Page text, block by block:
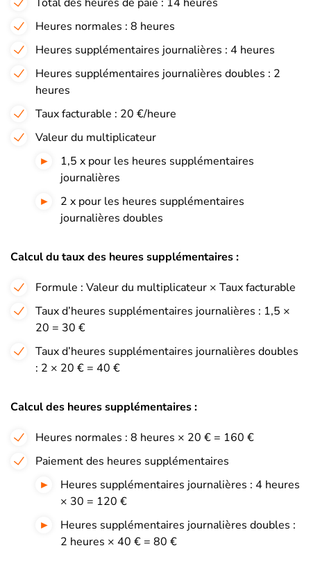
Heures normales : 8 heures
Heures supplémentaires journalières : 4 heures
Heures supplémentaires journalières doubles : 2
heures
Taux facturable : 20 €/heure
Valeur du multiplicateur
1,5 x pour les heures supplémentaires
journalières
2 x pour les heures supplémentaires
journalières doubles
Calcul du taux des heures supplémentaires :
Formule : Valeur du multiplicateur × Taux facturable
Taux d’heures supplémentaires journalières : 1,5 ×
20 = 30 €
Taux d’heures supplémentaires journalières doubles
: 2 × 20 € = 40 €
Calcul des heures supplémentaires :
Heures normales : 8 heures × 20 € = 160 €
Paiement des heures supplémentaires
Heures supplémentaires journalières : 4 heures
× 30 = 120 €
Heures supplémentaires journalières doubles :
2 heures × 40 € = 80 €